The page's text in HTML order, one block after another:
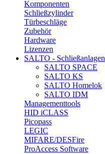
Komponenten
Schließzylinder
Türbeschläge
Zubehör
Hardware
Lizenzen
SALTO - Schließanlagen
SALTO SPACE
SALTO KS
SALTO Homelok
SALTO IDM
Managementtools
HID iCLASS
Picopass
LEGIC
MIFARE/DESFire
ProAccess Software